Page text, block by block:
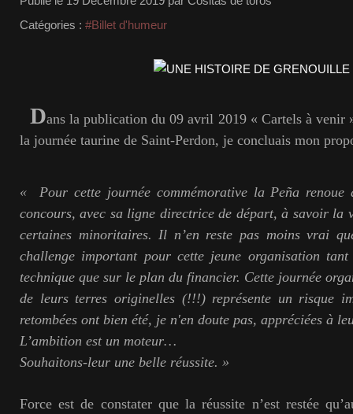
Catégories : #Billet d'humeur
Dans la publication du 09 avril 2019 « Cartels à venir
la journée taurine de Saint-Perdon, je concluais mon
«
Pour cette journée commémorative la Peña
concours, avec sa ligne directrice de départ, à savoir la
certaines minoritaires. Il n’en reste pas moins vrai
challenge important pour cette jeune organisation
technique que sur le plan du financier. Cette journée
de leurs terres originelles (!!!) représente un risque
retombées ont bien été, je n'en doute pas, appréciées à
L’ambition est un moteur…
Souhaitons-leur une belle réussite. »
Force est de constater que la réussite n’est restée